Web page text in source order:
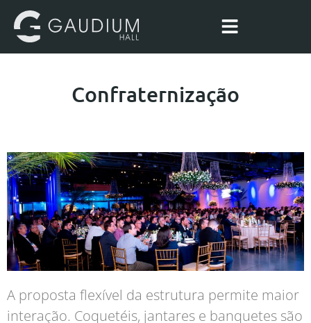
Confraternização
A proposta flexível da estrutura permite maior
interação. Coquetéis, jantares e banquetes são